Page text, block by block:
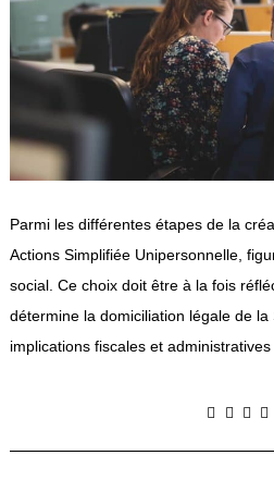
Parmi les différentes étapes de la
Actions Simplifiée Unipersonnelle,
social. Ce choix doit être à la fois
détermine la domiciliation légale de la
implications fiscales et